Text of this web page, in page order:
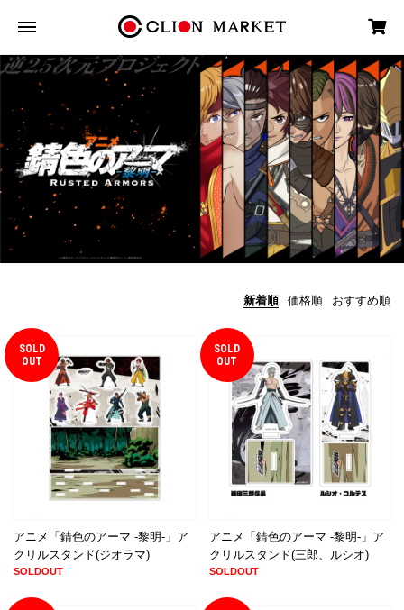
新着順 価格順 おすすめ順
SOLD
OUT
アニメ「錆色のアーマ -黎明-」ア
クリルスタンド(ジオラマ)
SOLDOUT
SOLD
OUT
アニメ「錆色のアーマ -黎明-」ア
クリルスタンド(三郎、ルシオ)
SOLDOUT